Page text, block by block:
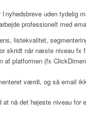
nyhedsbreve uden
professionelt med
listekvalitet,
skridt når næste niveau fx
af platformen (fx
værdi, og så email
nå det højeste niveau fore